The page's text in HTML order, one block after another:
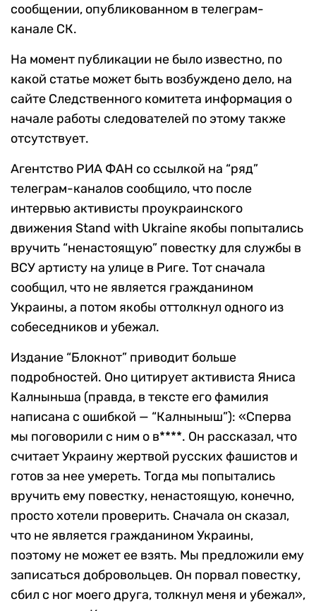
сообщении, опубликованном в телеграм-
канале СК.
На момент публикации не было известно, по
какой статье может быть возбуждено дело, на
сайте Следственного комитета информация о
начале работы следователей по этому также
отсутствует.
Агентство РИА ФАН со ссылкой на “ряд”
телеграм-каналов сообщило, что после
интервью активисты проукраинского
движения Stand with Ukraine якобы попытались
вручить “ненастоящую” повестку для службы в
ВСУ артисту на улице в Риге. Тот сначала
сообщил, что не является гражданином
Украины, а потом якобы оттолкнул одного из
собеседников и убежал.
Издание “Блокнот” приводит больше
подробностей. Оно цитирует активиста Яниса
Калныньша (правда, в тексте его фамилия
написана с ошибкой — “Калныныш”): «Сперва
мы поговорили с ним о в****. Он рассказал, что
считает Украину жертвой русских фашистов и
готов за нее умереть. Тогда мы попытались
вручить ему повестку, ненастоящую, конечно,
просто хотели проверить. Сначала он сказал,
что не является гражданином Украины,
поэтому не может ее взять. Мы предложили ему
записаться добровольцев. Он порвал повестку,
сбил с ног моего друга, толкнул меня и убежал»,